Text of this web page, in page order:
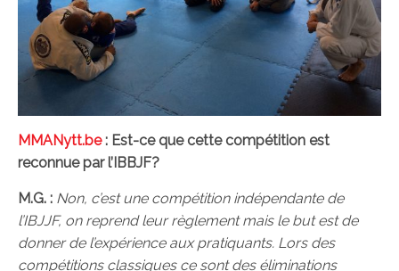
MMANytt.be: Est-ce que cette compétition est
reconnue par l’IBBJF?
M.G. : Non, c’est une compétition indépendante de
l’IBJJF, on reprend leur règlement mais le but est de
donner de l’expérience aux pratiquants. Lors des
compétitions classiques ce sont des éliminations